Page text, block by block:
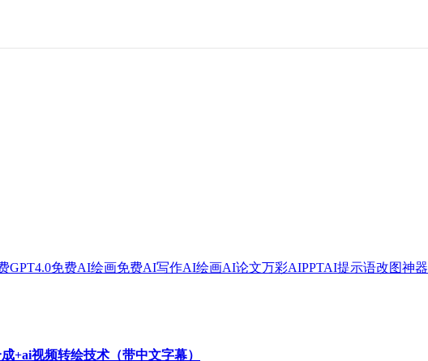
GPT4.0免费AI绘画免费AI写作AI绘画AI论文万彩AIPPTAI提示语改图神器
+ai视频转绘技术（带中文字幕）